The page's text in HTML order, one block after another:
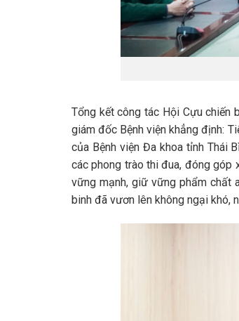
Tổng kết công tác Hội Cựu chiến
giám đốc Bệnh viện khẳng định:
của Bệnh viện Đa khoa tỉnh Thái
các phong trào thi đua, đóng góp
vững mạnh, giữ vững phẩm chất
binh đã vươn lên không ngại khó,